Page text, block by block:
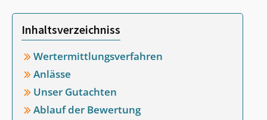
Inhaltsverzeichniss
Wertermittlungsverfahren
Anlässe
Unser Gutachten
Ablauf der Bewertung